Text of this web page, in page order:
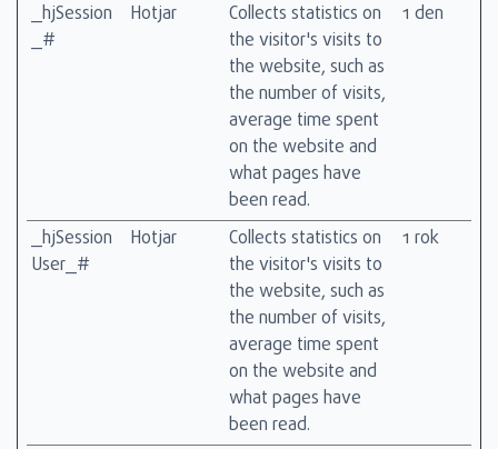
_hjSession
_#
Hotjar
Collects statistics on
the visitor's visits to
the website, such as
the number of visits,
average time spent
on the website and
what pages have
been read.
1 den
_hjSession
User_#
Hotjar
Collects statistics on
the visitor's visits to
the website, such as
the number of visits,
average time spent
on the website and
what pages have
been read.
1 rok